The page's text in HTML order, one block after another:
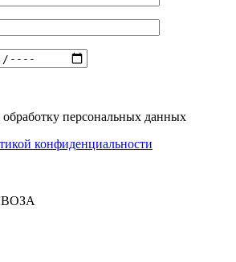
персональных данных
конфиденциальности